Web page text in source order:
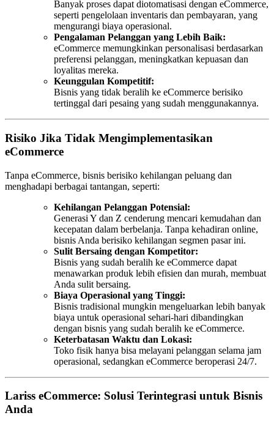
Banyak proses dapat diotomatisasi dengan eCommerce,
seperti pengelolaan inventaris dan pembayaran, yang
mengurangi biaya operasional.
Pengalaman Pelanggan yang Lebih Baik:
eCommerce memungkinkan personalisasi berdasarkan
preferensi pelanggan, meningkatkan kepuasan dan
loyalitas mereka.
Keunggulan Kompetitif:
Bisnis yang tidak beralih ke eCommerce berisiko
tertinggal dari pesaing yang sudah menggunakannya.
Risiko Jika Tidak Mengimplementasikan
eCommerce
Tanpa eCommerce, bisnis berisiko kehilangan peluang dan
menghadapi berbagai tantangan, seperti:
Kehilangan Pelanggan Potensial:
Generasi Y dan Z cenderung mencari kemudahan dan
kecepatan dalam berbelanja. Tanpa kehadiran online,
bisnis Anda berisiko kehilangan segmen pasar ini.
Sulit Bersaing dengan Kompetitor:
Bisnis yang sudah beralih ke eCommerce dapat
menawarkan produk lebih efisien dan murah, membuat
Anda sulit bersaing.
Biaya Operasional yang Tinggi:
Bisnis tradisional mungkin mengeluarkan lebih banyak
biaya untuk operasional sehari-hari dibandingkan
dengan bisnis yang sudah beralih ke eCommerce.
Keterbatasan Waktu dan Lokasi:
Toko fisik hanya bisa melayani pelanggan selama jam
operasional, sedangkan eCommerce beroperasi 24/7.
Lariss eCommerce: Solusi Terintegrasi untuk Bisnis
Anda